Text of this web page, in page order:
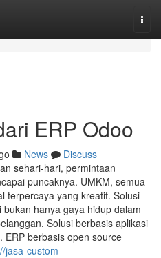
ERP Odoo
News
Discuss
sehari-hari, permintaan
puncaknya. UMKM, semua
terpercaya yang kreatif. Solusi
hanya gaya hidup dalam
Solusi berbasis aplikasi
ERP berbasis open source
jasa-custom-